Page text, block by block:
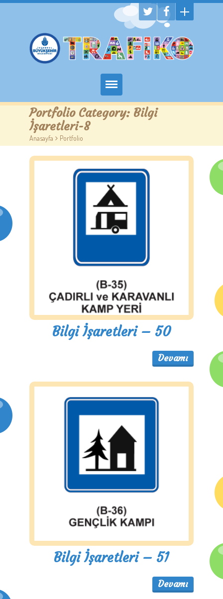
Hakkımızda
Randevu Al
Eğitim
Trafik Çocuk Blog
Portfolio Category: Bilgi
İşaretleri-8
Anasayfa > Portfolio
Bilgi İşaretleri – 50
Devamı
Bilgi İşaretleri – 51
Devamı